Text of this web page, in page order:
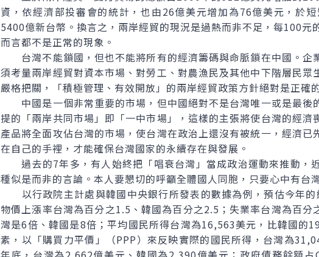
資，依經濟部投審會的統計，也由26億美元增加為76億美元，於
5400億新台幣。換言之，兩岸經貿的現況是過熱而非不足，每100
而言都不是正常的現象。
台灣不能鎖國，但也不能將所有的經濟籌碼與命脈鎖在中國。企
須考量兩岸經貿對資本市場、對勞工、對農漁民及其他中下階層民
嚴格把關，「積極管理、有效開放」的兩岸經貿政策方針絕對是正確
中國是一個非常重要的市場，但中國絕對不是台灣唯一或是最後
提的「兩岸共同市場」即「一中市場」，這樣的主張將使台灣的經
產品將全面攻佔台灣的市場，使台灣在政治上還沒有被統一，經濟
在自己的手裡，才能確保台灣國家的永續存在與發展。
過去的7年多，有人始終把「唱衰台灣」當成政治運動來推動，
種似是而非的言論。本人要懇切的呼籲全體國人同胞，只要心中有台
以行政院主計處與韓國中央銀行所發表的數據為例，預估今年的
物價上漲率台灣為百分之1.5、韓國為百分之2.5；失業率台灣為百
灣是6倍、韓國是8倍；平均國民所得台灣為16,563美元，比韓國的
素，以「購買力平價」（PPP）來反映實際的國民所得，台灣為